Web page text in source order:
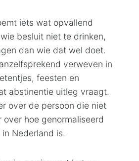
iets wat opvallend
besluit niet te drinken,
dan wie dat wel doet.
verweven in
feesten en
abstinentie uitleg vraagt.
over de persoon die niet
over hoe genormaliseerd
Nederland is.